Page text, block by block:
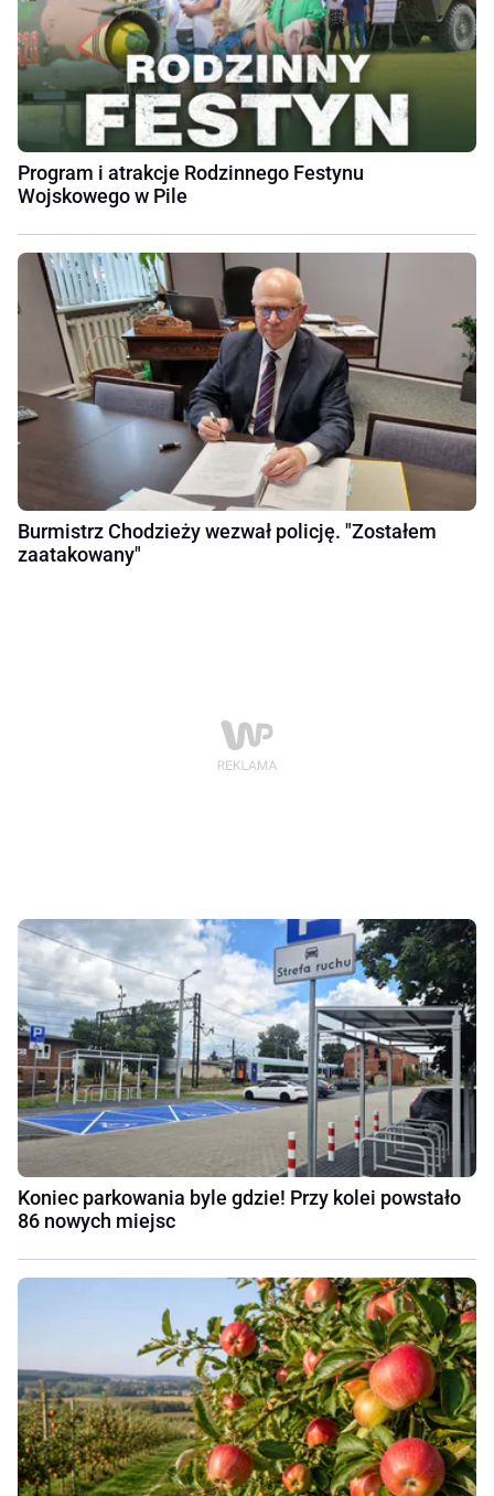
Program i atrakcje Rodzinnego Festynu
Wojskowego w Pile
Burmistrz Chodzieży wezwał policję. "Zostałem
zaatakowany"
Koniec parkowania byle gdzie! Przy kolei powstało
86 nowych miejsc